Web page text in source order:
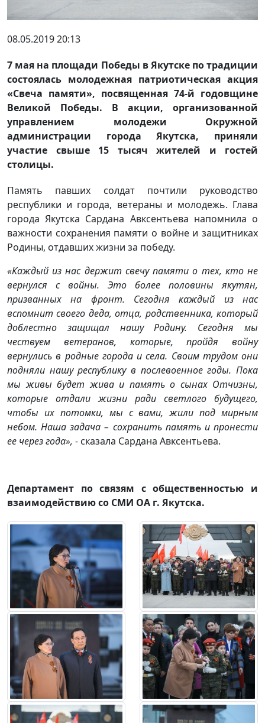
08.05.2019 20:13
7 мая на площади Победы в Якутске по традиции
состоялась молодежная патриотическая акция
«Свеча памяти», посвященная 74-й годовщине
Великой Победы. В акции, организованной
управлением молодежи Окружной
администрации города Якутска, приняли
участие свыше 15 тысяч жителей и гостей
столицы.
Память павших солдат почтили руководство
республики и города, ветераны и молодежь. Глава
города Якутска Сардана Авксентьева напомнила о
важности сохранения памяти о войне и защитниках
Родины, отдавших жизни за победу.
«Каждый из нас держит свечу памяти о тех, кто не
вернулся с войны. Это более половины якутян,
призванных на фронт. Сегодня каждый из нас
вспомнит своего деда, отца, родственника, который
доблестно защищал нашу Родину. Сегодня мы
чествуем ветеранов, которые, пройдя войну
вернулись в родные города и села. Своим трудом они
подняли нашу республику в послевоенное годы. Пока
мы живы будет жива и память о сынах Отчизны,
которые отдали жизни ради светлого будущего,
чтобы их потомки, мы с вами, жили под мирным
небом. Наша задача – сохранить память и пронести
ее через года», - сказала Сардана Авксентьева.
Департамент по связям с общественностью и
взаимодействию со СМИ ОА г. Якутска.